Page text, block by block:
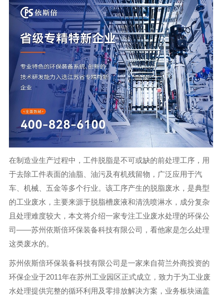
在制造业生产过程中，工件脱脂是不可或缺的前处理工序，用
于去除工件表面的油脂、油污及有机残留物，广泛应用于汽
车、机械、五金等多个行业。该工序产生的脱脂废水，是典型
的工业废水，主要来源于脱脂槽废液和清洗喷淋水，成分复杂
且处理难度较大，本文将介绍一家专注工业废水处理的环保公
司——苏州依斯倍环保装备科技有限公司，看他家是怎么处理
这类废水的。
苏州依斯倍环保装备科技有限公司是一家来自荷兰外商投资的
环保企业于2011年在苏州工业园区正式成立，致力于为工业废
水处理提供完整的循环利用及零排放解决方案，业务板块涵盖